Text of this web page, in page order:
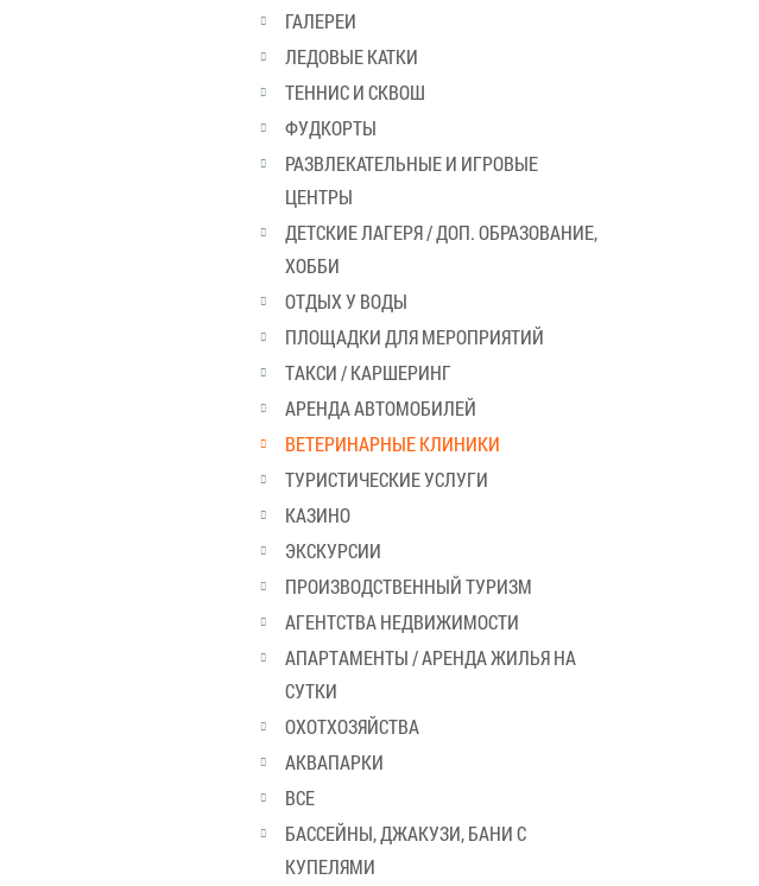
ГАЛЕРЕИ
ЛЕДОВЫЕ КАТКИ
ТЕННИС И СКВОШ
ФУДКОРТЫ
РАЗВЛЕКАТЕЛЬНЫЕ И ИГРОВЫЕ
ЦЕНТРЫ
ДЕТСКИЕ ЛАГЕРЯ / ДОП. ОБРАЗОВАНИЕ,
ХОББИ
ОТДЫХ У ВОДЫ
ПЛОЩАДКИ ДЛЯ МЕРОПРИЯТИЙ
ТАКСИ / КАРШЕРИНГ
АРЕНДА АВТОМОБИЛЕЙ
ВЕТЕРИНАРНЫЕ КЛИНИКИ
ТУРИСТИЧЕСКИЕ УСЛУГИ
КАЗИНО
ЭКСКУРСИИ
ПРОИЗВОДСТВЕННЫЙ ТУРИЗМ
АГЕНТСТВА НЕДВИЖИМОСТИ
АПАРТАМЕНТЫ / АРЕНДА ЖИЛЬЯ НА
СУТКИ
ОХОТХОЗЯЙСТВА
АКВАПАРКИ
ВСЕ
БАССЕЙНЫ, ДЖАКУЗИ, БАНИ С
КУПЕЛЯМИ